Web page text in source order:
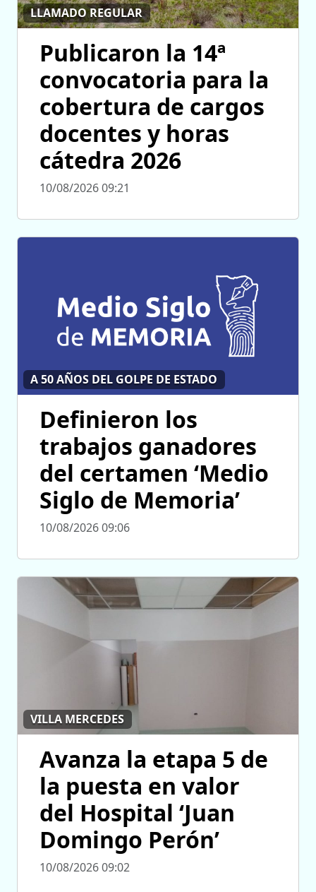
LLAMADO REGULAR
Publicaron la 14ª
convocatoria para la
cobertura de cargos
docentes y horas
cátedra 2026
10/08/2026 09:21
A 50 AÑOS DEL GOLPE DE ESTADO
Definieron los
trabajos ganadores
del certamen ‘Medio
Siglo de Memoria’
10/08/2026 09:06
VILLA MERCEDES
Avanza la etapa 5 de
la puesta en valor
del Hospital ‘Juan
Domingo Perón’
10/08/2026 09:02